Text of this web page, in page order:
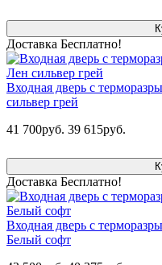
Доставка Бесплатно!
Входная дверь с
сильвер грей
41 700руб. 39 615руб.
Доставка Бесплатно!
Входная дверь с
Белый софт